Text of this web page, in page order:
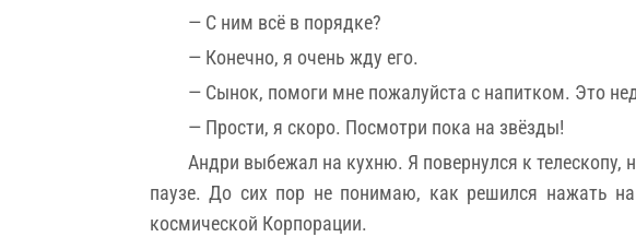
— С ним всё в порядке?
— Конечно, я очень жду его.
— Сынок, помоги мне пожалуйста с напитком. Это
— Прости, я скоро. Посмотри пока на звёзды!
Андри выбежал на кухню. Я повернулся к
паузе. До сих пор не понимаю, как решился нажать
космической Корпорации.